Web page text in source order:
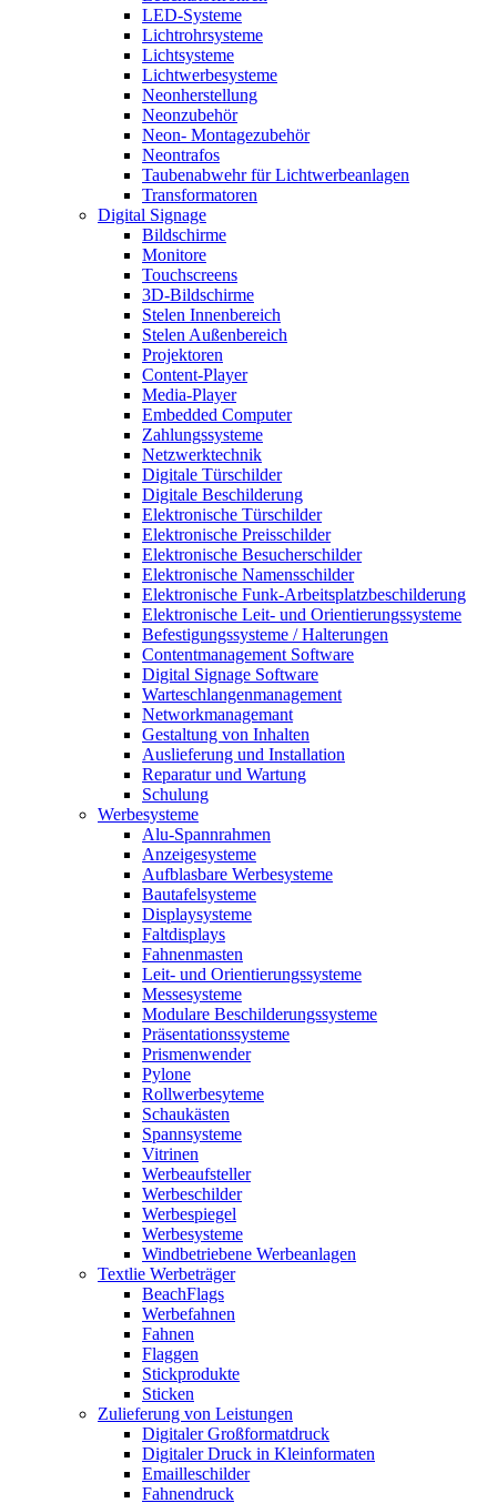
LED-Systeme
Lichtrohrsysteme
Lichtsysteme
Lichtwerbesysteme
Neonherstellung
Neonzubehör
Neon- Montagezubehör
Neontrafos
Taubenabwehr für Lichtwerbeanlagen
Transformatoren
Digital Signage
Bildschirme
Monitore
Touchscreens
3D-Bildschirme
Stelen Innenbereich
Stelen Außenbereich
Projektoren
Content-Player
Media-Player
Embedded Computer
Zahlungssysteme
Netzwerktechnik
Digitale Türschilder
Digitale Beschilderung
Elektronische Türschilder
Elektronische Preisschilder
Elektronische Besucherschilder
Elektronische Namensschilder
Elektronische Funk-Arbeitsplatzbeschilderung
Elektronische Leit- und Orientierungssysteme
Befestigungssysteme / Halterungen
Contentmanagement Software
Digital Signage Software
Warteschlangenmanagement
Networkmanagemant
Gestaltung von Inhalten
Auslieferung und Installation
Reparatur und Wartung
Schulung
Werbesysteme
Alu-Spannrahmen
Anzeigesysteme
Aufblasbare Werbesysteme
Bautafelsysteme
Displaysysteme
Faltdisplays
Fahnenmasten
Leit- und Orientierungssysteme
Messesysteme
Modulare Beschilderungssysteme
Präsentationssysteme
Prismenwender
Pylone
Rollwerbesyteme
Schaukästen
Spannsysteme
Vitrinen
Werbeaufsteller
Werbeschilder
Werbespiegel
Werbesysteme
Windbetriebene Werbeanlagen
Textlie Werbeträger
BeachFlags
Werbefahnen
Fahnen
Flaggen
Stickprodukte
Sticken
Zulieferung von Leistungen
Digitaler Großformatdruck
Digitaler Druck in Kleinformaten
Emailleschilder
Fahnendruck